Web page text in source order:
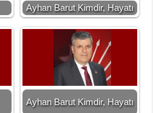
Ayhan Barut Kimdir, Hayatı
Ayhan Barut Kimdir, Hayatı